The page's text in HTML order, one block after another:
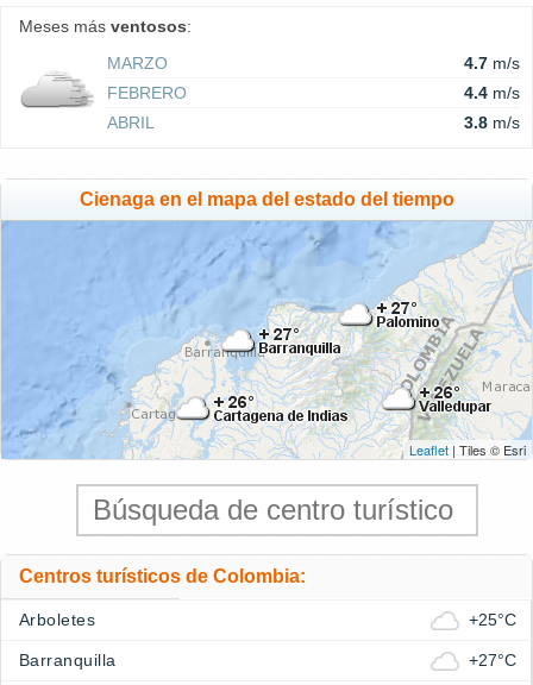
Meses más ventosos:
MARZO
4.7 m/s
FEBRERO
4.4 m/s
ABRIL
3.8 m/s
Cienaga en el mapa del estado del tiempo
Leaflet | Tiles © Esri
Centros turísticos de Colombia:
Arboletes +25°C
Barranquilla +27°C